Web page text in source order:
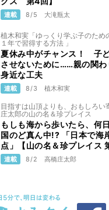
連載 8/5 大滝瓶太
植木和実「ゆっくり学ぶ子のため
１年で習得する方法 」
夏休み中がチャンス！ 子
させないために……親の関わ
身近な工夫
連載 8/3 植木和実
目指すは山頂よりも、おもしろ
庄太郎の山の名＆珍プレイス
もしも海から歩いたら、何
国のど真ん中!? 「日本で海
点」【山の名＆珍プレイス
連載 8/2 高橋庄太郎